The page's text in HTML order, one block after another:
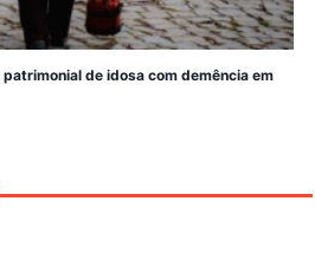
de idosa com demência em